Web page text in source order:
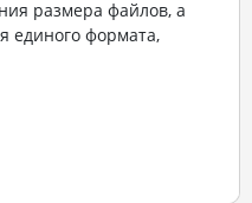
размера файлов, а
единого формата,